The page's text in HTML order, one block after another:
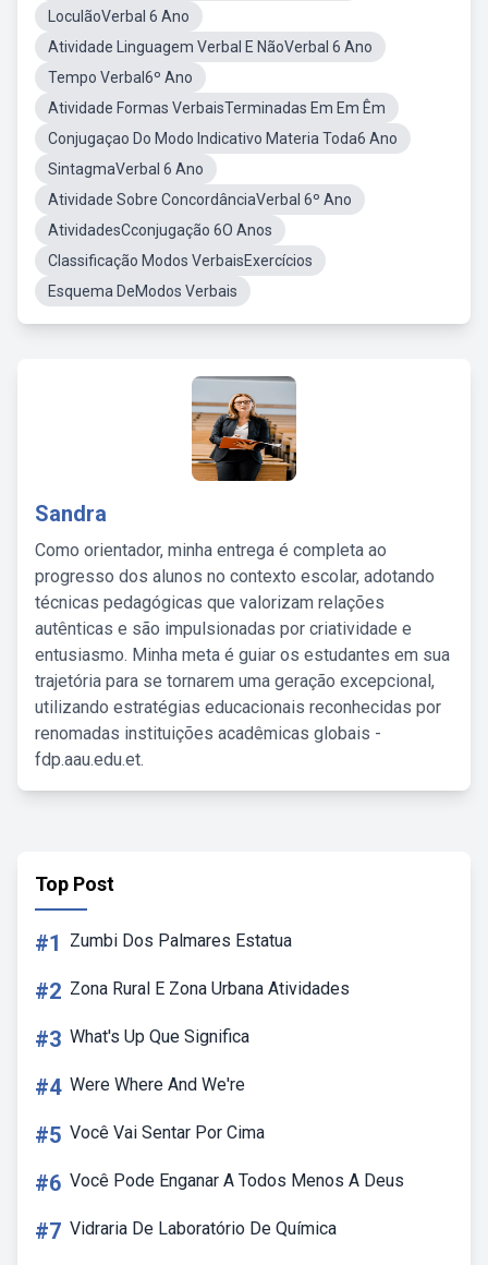
LoculãoVerbal 6 Ano
Atividade Linguagem Verbal E NãoVerbal 6 Ano
Tempo Verbal6º Ano
Atividade Formas VerbaisTerminadas Em Em Êm
Conjugaçao Do Modo Indicativo Materia Toda6 Ano
SintagmaVerbal 6 Ano
Atividade Sobre ConcordânciaVerbal 6º Ano
AtividadesCconjugação 6O Anos
Classificação Modos VerbaisExercícios
Esquema DeModos Verbais
Sandra
Como orientador, minha entrega é completa ao
progresso dos alunos no contexto escolar, adotando
técnicas pedagógicas que valorizam relações
autênticas e são impulsionadas por criatividade e
entusiasmo. Minha meta é guiar os estudantes em sua
trajetória para se tornarem uma geração excepcional,
utilizando estratégias educacionais reconhecidas por
renomadas instituições acadêmicas globais -
fdp.aau.edu.et.
Top Post
#1 Zumbi Dos Palmares Estatua
#2 Zona Rural E Zona Urbana Atividades
#3 What's Up Que Significa
#4 Were Where And We're
#5 Você Vai Sentar Por Cima
#6 Você Pode Enganar A Todos Menos A Deus
#7 Vidraria De Laboratório De Química